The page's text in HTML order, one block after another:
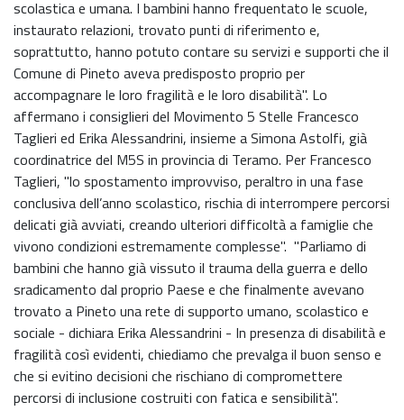
scolastica e umana. I bambini hanno frequentato le scuole,
instaurato relazioni, trovato punti di riferimento e,
soprattutto, hanno potuto contare su servizi e supporti che il
Comune di Pineto aveva predisposto proprio per
accompagnare le loro fragilità e le loro disabilità". Lo
affermano i consiglieri del Movimento 5 Stelle Francesco
Taglieri ed Erika Alessandrini, insieme a Simona Astolfi, già
coordinatrice del M5S in provincia di Teramo. Per Francesco
Taglieri, "lo spostamento improvviso, peraltro in una fase
conclusiva dell’anno scolastico, rischia di interrompere percorsi
delicati già avviati, creando ulteriori difficoltà a famiglie che
vivono condizioni estremamente complesse". "Parliamo di
bambini che hanno già vissuto il trauma della guerra e dello
sradicamento dal proprio Paese e che finalmente avevano
trovato a Pineto una rete di supporto umano, scolastico e
sociale - dichiara Erika Alessandrini - In presenza di disabilità e
fragilità così evidenti, chiediamo che prevalga il buon senso e
che si evitino decisioni che rischiano di compromettere
percorsi di inclusione costruiti con fatica e sensibilità".